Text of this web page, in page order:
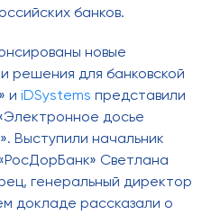
банков.
новые
решения для банковской
и iDSystems представили
досье
Выступили начальник
Светлана
генеральный директор
докладе рассказали о